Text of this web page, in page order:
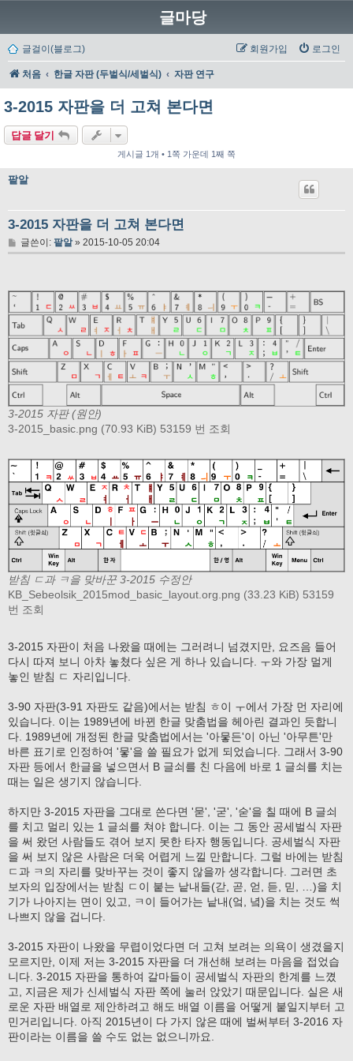
글마당
글걸이(블로그) 로그인
회원가입
처음 한글 자판 (두벌식/세벌식) 자판 연구
3-2015 자판을 더 고쳐 본다면
답글 달기
게시글 1개 • 1쪽 가운데 1째 쪽
팥알
3-2015 자판을 더 고쳐 본다면
글
글쓴이: 팥알» 2015-10-05 20:04
3-2015 자판 (원안)
3-2015_basic.png (70.93 KiB) 53159 번 조회
받침 ㄷ과 ㅋ을 맞바꾼 3-2015 수정안
KB_Sebeolsik_2015mod_basic_layout.org.png (33.23 KiB) 53159
번 조회
3-2015 자판이 처음 나왔을 때에는 그러려니 넘겼지만, 요즈음 들어
다시 따져 보니 아차 놓쳤다 싶은 게 하나 있습니다. ㅜ와 가장 멀게
놓인 받침 ㄷ 자리입니다.
3-90 자판(3-91 자판도 같음)에서는 받침 ㅎ이 ㅜ에서 가장 먼 자리에
있습니다. 이는 1989년에 바뀐 한글 맞춤법을 헤아린 결과인 듯합니
다. 1989년에 개정된 한글 맞춤법에서는 '아뭏든'이 아닌 '아무튼'만
바른 표기로 인정하여 '뭏'을 쓸 필요가 없게 되었습니다. 그래서 3-90
자판 등에서 한글을 넣으면서 B 글쇠를 친 다음에 바로 1 글쇠를 치는
때는 일은 생기지 않습니다.
하지만 3-2015 자판을 그대로 쓴다면 '묻', '굳', '숟'을 칠 때에 B 글쇠
를 치고 멀리 있는 1 글쇠를 쳐야 합니다. 이는 그 동안 공세벌식 자판
을 써 왔던 사람들도 겪어 보지 못한 타자 행동입니다. 공세벌식 자판
을 써 보지 않은 사람은 더욱 어렵게 느낄 만합니다. 그럴 바에는 받침
ㄷ과 ㅋ의 자리를 맞바꾸는 것이 좋지 않을까 생각합니다. 그러면 초
보자의 입장에서는 받침 ㄷ이 붙는 낱내들(갇, 곧, 얻, 듣, 믿, …)을 치
기가 나아지는 면이 있고, ㅋ이 들어가는 낱내(엌, 녘)을 치는 것도 썩
나쁘지 않을 겁니다.
3-2015 자판이 나왔을 무렵이었다면 더 고쳐 보려는 의욕이 생겼을지
모르지만, 이제 저는 3-2015 자판을 더 개선해 보려는 마음을 접었습
니다. 3-2015 자판을 통하여 갈마들이 공세벌식 자판의 한계를 느꼈
고, 지금은 제가 신세벌식 자판 쪽에 눌러 앉았기 때문입니다. 실은 새
로운 자판 배열로 제안하려고 해도 배열 이름을 어떻게 붙일지부터 고
민거리입니다. 아직 2015년이 다 가지 않은 때에 벌써부터 3-2016 자
판이라는 이름을 쓸 수도 없는 없으니까요.